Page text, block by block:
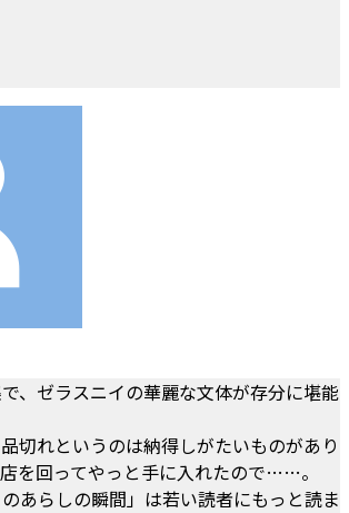
、ゼラスニイの華麗な文体が存分に堪能
切れというのは納得しがたいものがあり
を回ってやっと手に入れたので……。
あらしの瞬間」は若い読者にもっと読ま